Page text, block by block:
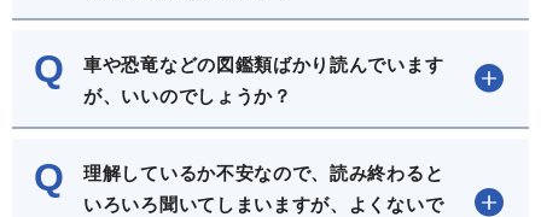
Q
車や恐竜などの図鑑類ばかり読んでいます
が、いいのでしょうか？
Q
理解しているか不安なので、読み終わると
いろいろ聞いてしまいますが、よくないで